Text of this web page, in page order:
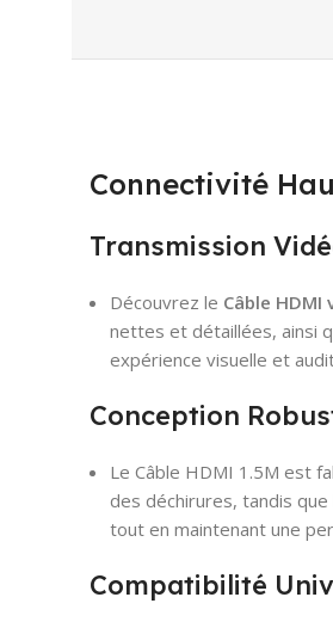
Connectivité
Transmission
Découvrez le Câble HDMI
nettes et détaillées, ainsi
expérience visuelle et
Conception
Le Câble HDMI 1.5M est
des déchirures, tandis
tout en maintenant une
Compatibilité